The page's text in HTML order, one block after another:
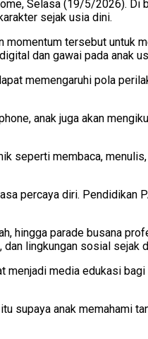
Selasa (19/5/2026). Di
sejak usia dini.
momentum tersebut untuk
dan gawai pada anak
memengaruhi pola
anak juga akan
seperti membaca,
percaya diri. Pendidikan
hingga parade busana
dan lingkungan sosial sejak
media edukasi
supaya anak memahami